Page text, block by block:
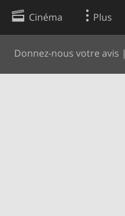
Cinéma Plus
Donnez-nous votre avis |
Web